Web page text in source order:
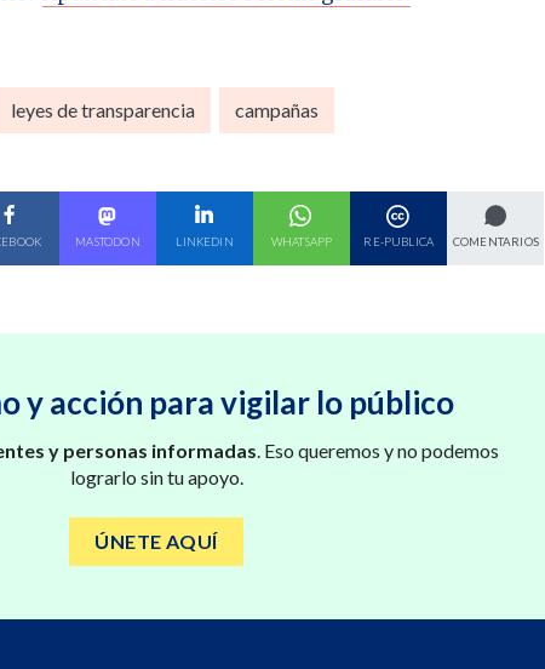
leyes de transparencia campañas
COMPARTE EN COMPARTE EN
MASTODON
COMPARTE EN
LINKEDIN
COMPARTE EN
WHATSAPP RE-PUBLICA COMENTARIOS
y acción para vigilar lo público
y personas informadas . Eso queremos y no podemos
lograrlo sin tu apoyo.
ÚNETE AQUÍ